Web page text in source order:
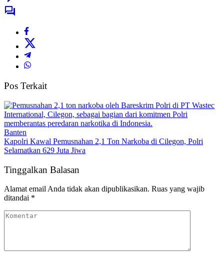
Pos Terkait
Banten
Kapolri Kawal Pemusnahan 2,1 Ton Narkoba di Cilegon, Polri
Selamatkan 629 Juta Jiwa
Tinggalkan Balasan
Alamat email Anda tidak akan dipublikasikan. Ruas yang wajib
ditandai *